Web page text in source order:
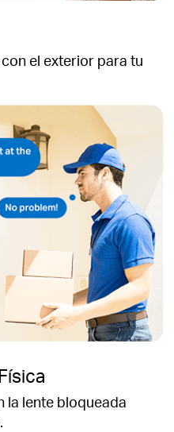
el exterior para tu
la lente bloqueada